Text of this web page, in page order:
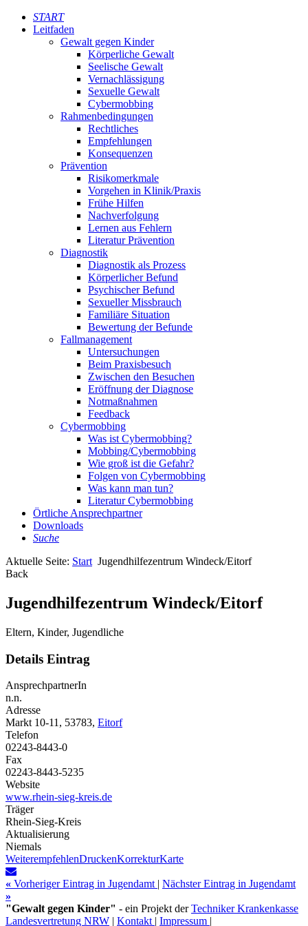
START
Leitfaden
Gewalt gegen Kinder
Körperliche Gewalt
Seelische Gewalt
Vernachlässigung
Sexuelle Gewalt
Cybermobbing
Rahmenbedingungen
Rechtliches
Empfehlungen
Konsequenzen
Prävention
Risikomerkmale
Vorgehen in Klinik/Praxis
Frühe Hilfen
Nachverfolgung
Lernen aus Fehlern
Literatur Prävention
Diagnostik
Diagnostik als Prozess
Körperlicher Befund
Psychischer Befund
Sexueller Missbrauch
Familiäre Situation
Bewertung der Befunde
Fallmanagement
Untersuchungen
Beim Praxisbesuch
Zwischen den Besuchen
Eröffnung der Diagnose
Notmaßnahmen
Feedback
Cybermobbing
Was ist Cybermobbing?
Mobbing/Cybermobbing
Wie groß ist die Gefahr?
Folgen von Cybermobbing
Was kann man tun?
Literatur Cybermobbing
Örtliche Ansprechpartner
Downloads
Suche
Aktuelle Seite: Start Jugendhilfezentrum Windeck/Eitorf
Back
Jugendhilfezentrum Windeck/Eitorf
Eltern, Kinder, Jugendliche
Details Eintrag
AnsprechpartnerIn
n.n.
Adresse
Markt 10-11, 53783, Eitorf
Telefon
02243-8443-0
Fax
02243-8443-5235
Website
www.rhein-sieg-kreis.de
Träger
Rhein-Sieg-Kreis
Aktualisierung
Niemals
WeiterempfehlenDruckenKorrekturKarte
« Vorheriger Eintrag in Jugendamt | Nächster Eintrag in Jugendamt
»
"Gewalt gegen Kinder" - ein Projekt derTechniker Krankenkasse
Landesvertretung NRW | Kontakt | Impressum |